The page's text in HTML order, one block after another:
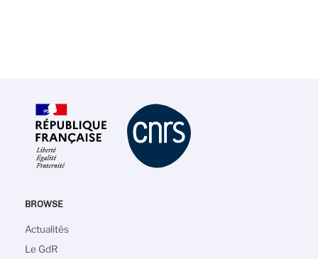
BROWSE
Navigation
principale
Actualités
Le GdR